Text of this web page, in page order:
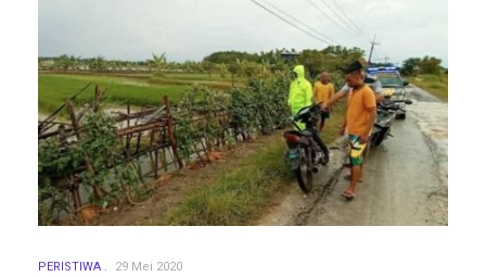
PERISTIWA 29 Mei 2020